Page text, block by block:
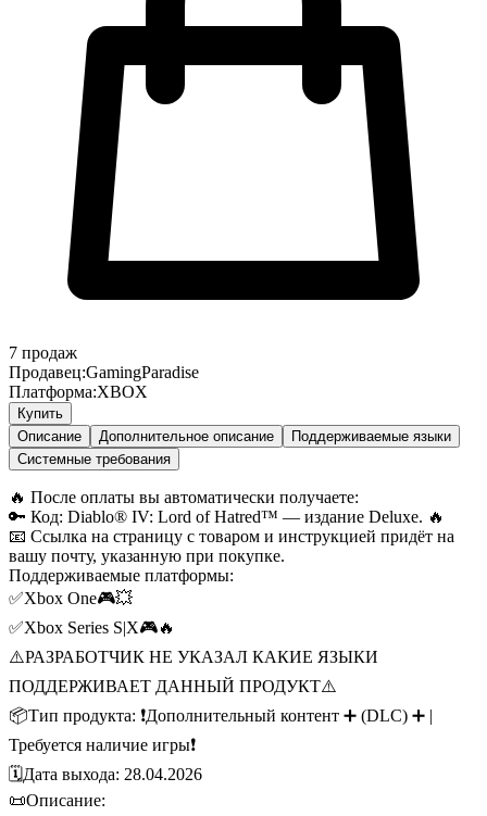
7 продаж
Продавец:GamingParadise
Платформа:XBOX
Купить
Описание
Дополнительное описание
Поддерживаемые языки
Системные требования
🔥 После оплаты вы автоматически получаете:
🔑 Код: Diablo® IV: Lord of Hatred™ — издание Deluxe. 🔥
📧 Ссылка на страницу с товаром и инструкцией придёт на
вашу почту, указанную при покупке.
Поддерживаемые платформы:
✅Xbox One🎮💥
✅Xbox Series S|X🎮🔥
⚠️РАЗРАБОТЧИК НЕ УКАЗАЛ КАКИЕ ЯЗЫКИ
ПОДДЕРЖИВАЕТ ДАННЫЙ ПРОДУКТ⚠️
📦Тип продукта: ❗Дополнительный контент ➕ (DLC) ➕ |
Требуется наличие игры❗
🗓️Дата выхода: 28.04.2026
📜Описание: